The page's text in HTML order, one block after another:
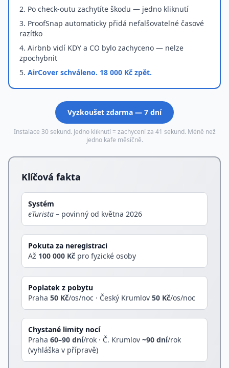
2. Po check-outu zachytíte škodu — jedno kliknutí
3. ProofSnap automaticky přidá nefalšovatelné časové
razítko
4. Airbnb vidí KDY a CO bylo zachyceno — nelze
zpochybnit
5. AirCover schváleno. 18 000 Kč zpět.
Vyzkoušet zdarma — 7 dní
Instalace 30 sekund. Jedno kliknutí = zachycení za 41 sekund. Méně než
jedno kafe měsíčně.
Klíčová fakta
Systém
eTurista – povinný od května 2026
Pokuta za neregistraci
Až 100 000 Kč pro fyzické osoby
Poplatek z pobytu
Praha 50 Kč/os/noc · Český Krumlov 50 Kč/os/noc
Chystané limity nocí
Praha 60–90 dní/rok · Č. Krumlov ~90 dní/rok
(vyhláška v přípravě)